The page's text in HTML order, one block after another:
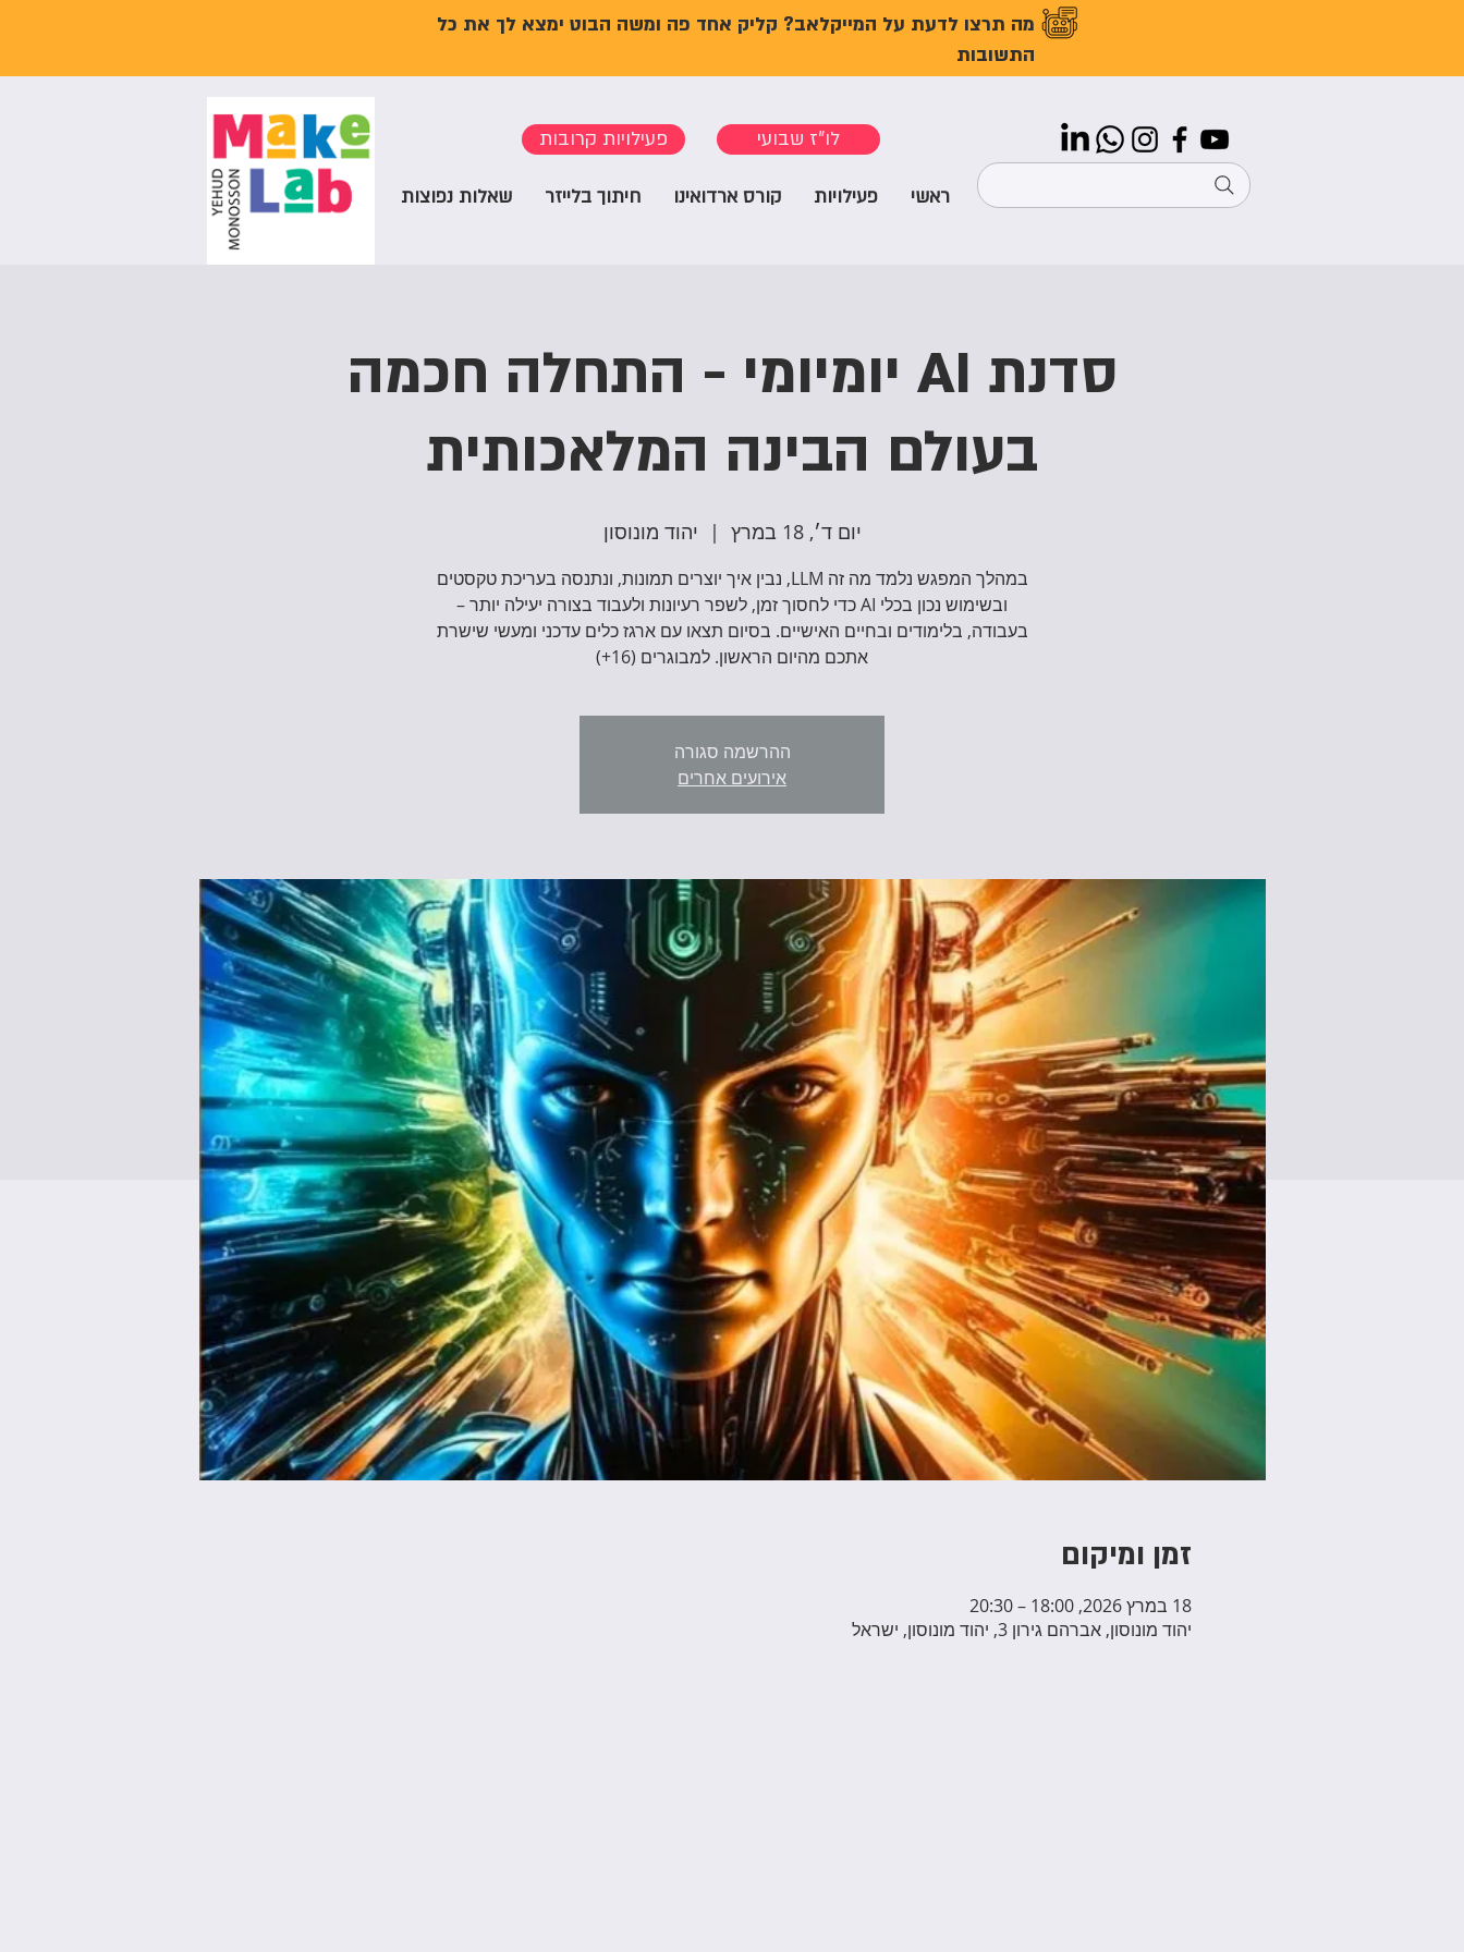
מה תרצו לדעת על המייקלאב? קליק אחד פה ומשה הבוט ימצא לך את כל
התשובות
פעילויות קרובות לו"ז שבועי
ראשי פעילויות קורס ארדואינו חיתוך בלייזר שאלות נפוצות
סדנת AI יומיומי - התחלה חכמה
בעולם הבינה המלאכותית
יום ד׳, 18 במרץ
  |
יהוד מונוסון
במהלך המפגש נלמד מה זה LLM, נבין איך יוצרים תמונות, ונתנסה בעריכת טקסטים
ובשימוש נכון בכלי AI כדי לחסוך זמן, לשפר רעיונות ולעבוד בצורה יעילה יותר –
בעבודה, בלימודים ובחיים האישיים. בסיום תצאו עם ארגז כלים עדכני ומעשי שישרת
אתכם מהיום הראשון. למבוגרים (16+)
ההרשמה סגורה
אירועים אחרים
זמן ומיקום
18 במרץ 2026, 18:00 – 20:30
יהוד מונוסון, אברהם גירון 3, יהוד מונוסון, ישראל